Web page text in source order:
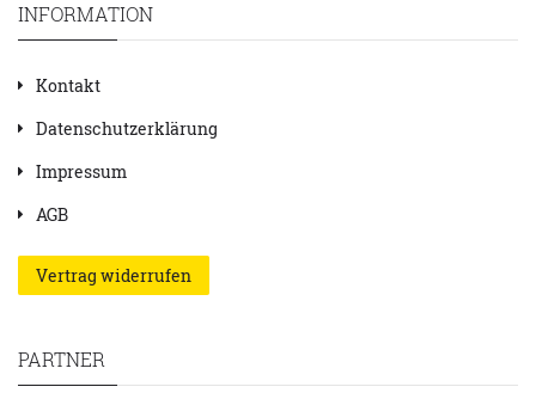
INFORMATION
Kontakt
Datenschutzerklärung
Impressum
AGB
Vertrag widerrufen
PARTNER